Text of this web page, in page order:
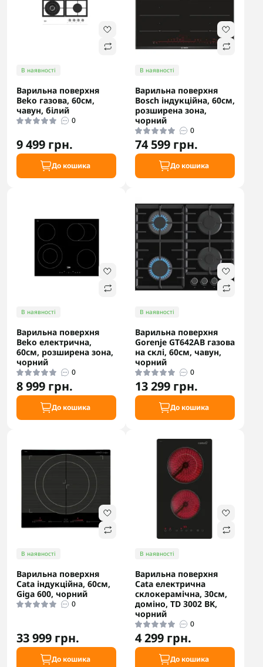
В наявності
Варильна поверхня
Beko газова, 60см,
чавун, білий
0
9 499 грн.
До кошика
В наявності
Варильна поверхня
Bosch індукційна, 60см,
розширена зона,
чорний
0
74 599 грн.
До кошика
В наявності
Варильна поверхня
Beko електрична,
60см, розширена зона,
чорний
0
8 999 грн.
До кошика
В наявності
Варильна поверхня
Gorenje GT642AB газова
на склі, 60см, чавун,
чорний
0
13 299 грн.
До кошика
В наявності
Варильна поверхня
Cata індукційна, 60см,
Giga 600, чорний
0
33 999 грн.
До кошика
В наявності
Варильна поверхня
Cata електрична
склокерамічна, 30см,
доміно, TD 3002 BK,
чорний
0
4 299 грн.
До кошика